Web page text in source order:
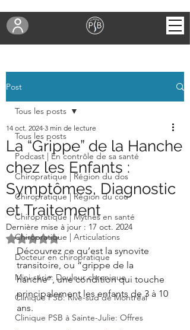
Post
Tous les posts
Podcast | En contrôle de sa santé
Chiropratique | Région du dos
Chiropratique | Région du cou
Chiropratique | Mythes en santé
Chiropratique | Articulations
Docteur en chiropratique
Mini-série: Douleur chronique
Clinique PSB: Rive-sud de Montréal
Clinique PSB à Sainte-Julie: Offres
Tous les posts
La “Grippe” de la Hanche
chez les Enfants :
Symptômes, Diagnostic
et Traitement
14 oct. 2024 3 min de lecture
Dernière mise à jour : 17 oct. 2024
Noté NaN étoiles sur 5.
Découvrez ce qu’est la synovite
transitoire, ou “grippe de la
hanche”, une condition qui touche
principalement les enfants de 3 à 10
ans.